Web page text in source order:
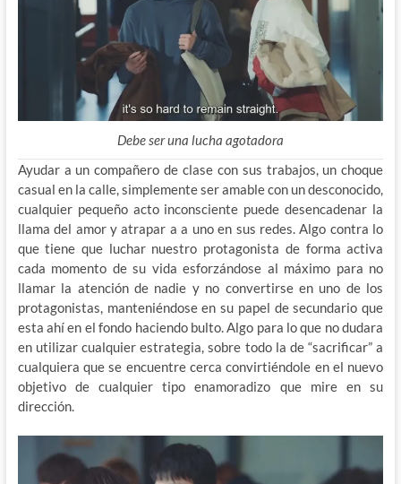
Debe ser una lucha agotadora
Ayudar a un compañero de clase con sus trabajos, un choque
casual en la calle, simplemente ser amable con un desconocido,
cualquier pequeño acto inconsciente puede desencadenar la
llama del amor y atrapar a a uno en sus redes. Algo contra lo
que tiene que luchar nuestro protagonista de forma activa
cada momento de su vida esforzándose al máximo para no
llamar la atención de nadie y no convertirse en uno de los
protagonistas, manteniéndose en su papel de secundario que
esta ahí en el fondo haciendo bulto. Algo para lo que no dudara
en utilizar cualquier estrategia, sobre todo la de “sacrificar” a
cualquiera que se encuentre cerca convirtiéndole en el nuevo
objetivo de cualquier tipo enamoradizo que mire en su
dirección.